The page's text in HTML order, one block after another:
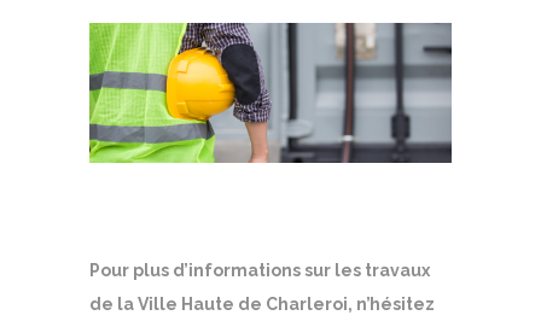
Pour plus d’informations sur les travaux
de la Ville Haute de Charleroi, n’hésitez